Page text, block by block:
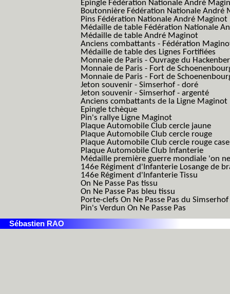
Épingle Fédération Nationale André
Boutonnière Fédération Nationale André
Pins Fédération Nationale André Maginot
Médaille de table Fédération Nationale
Médaille de table André Maginot
Anciens combattants - Fédération
Médaille de table des Lignes Fortifiées
Monnaie de Paris - Ouvrage du
Monnaie de Paris - Fort de
Monnaie de Paris - Fort de
Jeton souvenir - Simserhof - doré
Jeton souvenir - Simserhof - argenté
Anciens combattants de la Ligne Maginot
Epingle tchèque
Pin's rallye Ligne Maginot
Plaque Automobile Club cercle jaune
Plaque Automobile Club cercle rouge
Plaque Automobile Club cercle rouge
Plaque Automobile Club Infanterie
Médaille première guerre mondiale 'on
146e Régiment d'Infanterie Losange de
146e Régiment d'Infanterie Tissu
On Ne Passe Pas tissu
On Ne Passe Pas bleu tissu
Porte-clefs On Ne Passe Pas du Simserhof
Pin's Verdun On Ne Passe Pas
Sébastien RAO